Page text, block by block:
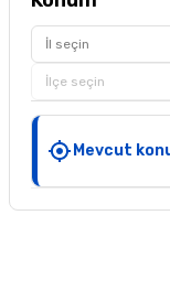
İl seçin
İlçe seçin
Mevcut